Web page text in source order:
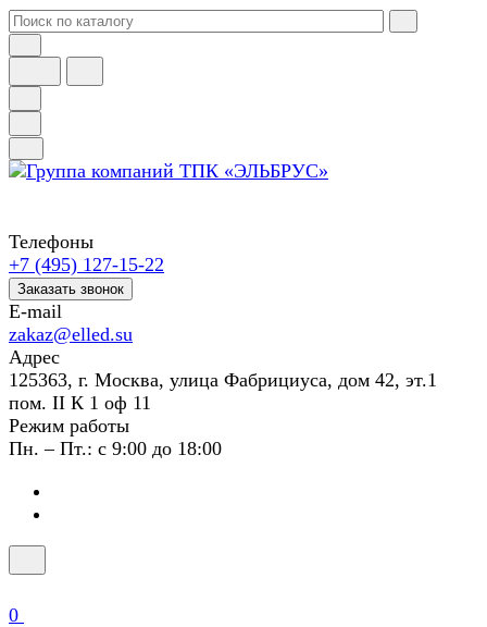
Телефоны
+7 (495) 127-15-22
Заказать звонок
E-mail
zakaz@elled.su
Адрес
125363, г. Москва, улица Фабрициуса, дом 42, эт.1
пом. II К 1 оф 11
Режим работы
Пн. – Пт.: с 9:00 до 18:00
0